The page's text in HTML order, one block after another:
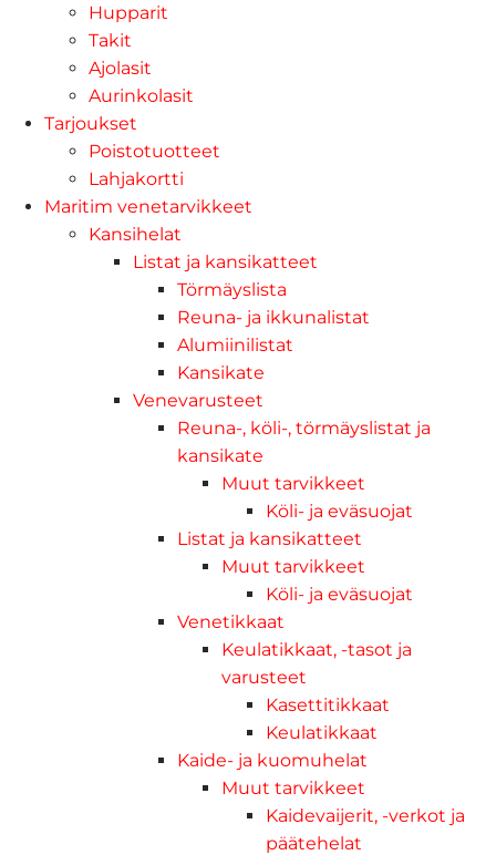
Hupparit
Takit
Ajolasit
Aurinkolasit
Tarjoukset
Poistotuotteet
Lahjakortti
Maritim venetarvikkeet
Kansihelat
Listat ja kansikatteet
Törmäyslista
Reuna- ja ikkunalistat
Alumiinilistat
Kansikate
Venevarusteet
Reuna-, köli-, törmäyslistat ja
kansikate
Muut tarvikkeet
Köli- ja eväsuojat
Listat ja kansikatteet
Muut tarvikkeet
Köli- ja eväsuojat
Venetikkaat
Keulatikkaat, -tasot ja
varusteet
Kasettitikkaat
Keulatikkaat
Kaide- ja kuomuhelat
Muut tarvikkeet
Kaidevaijerit, -verkot ja
päätehelat